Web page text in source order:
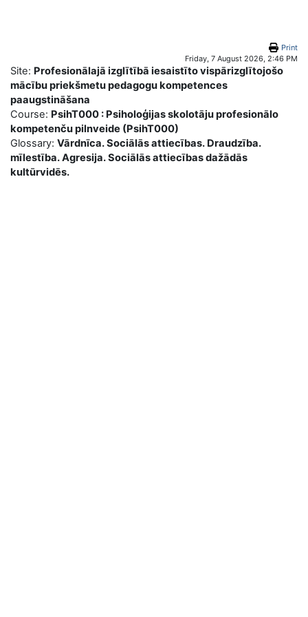
Print
Friday, 7 August 2026, 2:46 PM
Site: Profesionālajā izglītībā iesaistīto vispārizglītojošo
mācību priekšmetu pedagogu kompetences
paaugstināšana
Course: PsihT000 : Psiholoģijas skolotāju profesionālo
kompetenču pilnveide (PsihT000)
Glossary: Vārdnīca. Sociālās attiecības. Draudzība.
mīlestība. Agresija. Sociālās attiecības dažādās
kultūrvidēs.